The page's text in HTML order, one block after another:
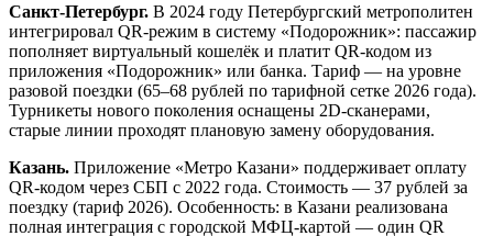
Санкт-Петербург. В 2024 году Петербургский метрополитен
интегрировал QR-режим в систему «Подорожник»: пассажир
пополняет виртуальный кошелёк и платит QR-кодом из
приложения «Подорожник» или банка. Тариф — на уровне
разовой поездки (65–68 рублей по тарифной сетке 2026 года).
Турникеты нового поколения оснащены 2D-сканерами,
старые линии проходят плановую замену оборудования.
Казань. Приложение «Метро Казани» поддерживает оплату
QR-кодом через СБП с 2022 года. Стоимость — 37 рублей за
поездку (тариф 2026). Особенность: в Казани реализована
полная интеграция с городской МФЦ-картой — один QR